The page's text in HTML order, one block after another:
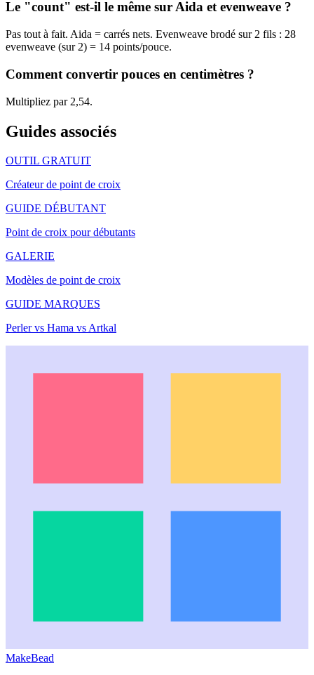
Le "count" est-il le même sur Aida et evenweave ?
Pas tout à fait. Aida = carrés nets. Evenweave brodé sur 2 fils : 28
evenweave (sur 2) = 14 points/pouce.
Comment convertir pouces en centimètres ?
Multipliez par 2,54.
Guides associés
OUTIL GRATUIT
Créateur de point de croix
GUIDE DÉBUTANT
Point de croix pour débutants
GALERIE
Modèles de point de croix
GUIDE MARQUES
Perler vs Hama vs Artkal
MakeBead